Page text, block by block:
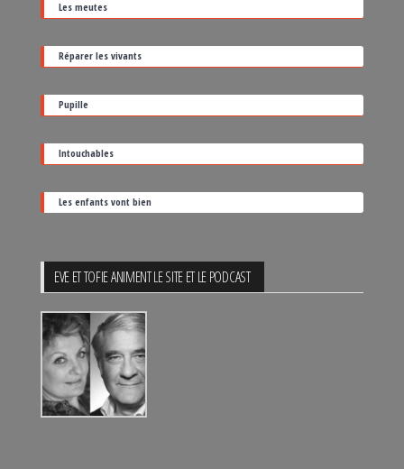
sa
date
de
sortie
Les meutes
Réparer les vivants
Pupille
Intouchables
Les enfants vont bien
EVE ET TOFIE ANIMENT LE SITE ET LE PODCAST